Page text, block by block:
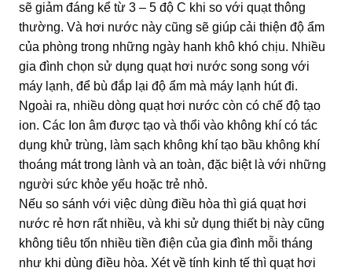
sẽ giảm đáng kể từ 3 – 5 độ C khi so với quạt thông
thường. Và hơi nước này cũng sẽ giúp cải thiện độ ẩm
của phòng trong những ngày hanh khô khó chịu. Nhiều
gia đình chọn sử dụng quạt hơi nước song song với
máy lạnh, để bù đắp lại độ ẩm mà máy lạnh hút đi.
Ngoài ra, nhiều dòng quạt hơi nước còn có chế độ tạo
ion. Các Ion âm được tạo và thổi vào không khí có tác
dụng khử trùng, làm sạch không khí tạo bầu không khí
thoáng mát trong lành và an toàn, đặc biệt là với những
người sức khỏe yếu hoặc trẻ nhỏ.
Nếu so sánh với việc dùng điều hòa thì giá quạt hơi
nước rẻ hơn rất nhiều, và khi sử dụng thiết bị này cũng
không tiêu tốn nhiều tiền điện của gia đình mỗi tháng
như khi dùng điều hòa. Xét về tính kinh tế thì quạt hơi